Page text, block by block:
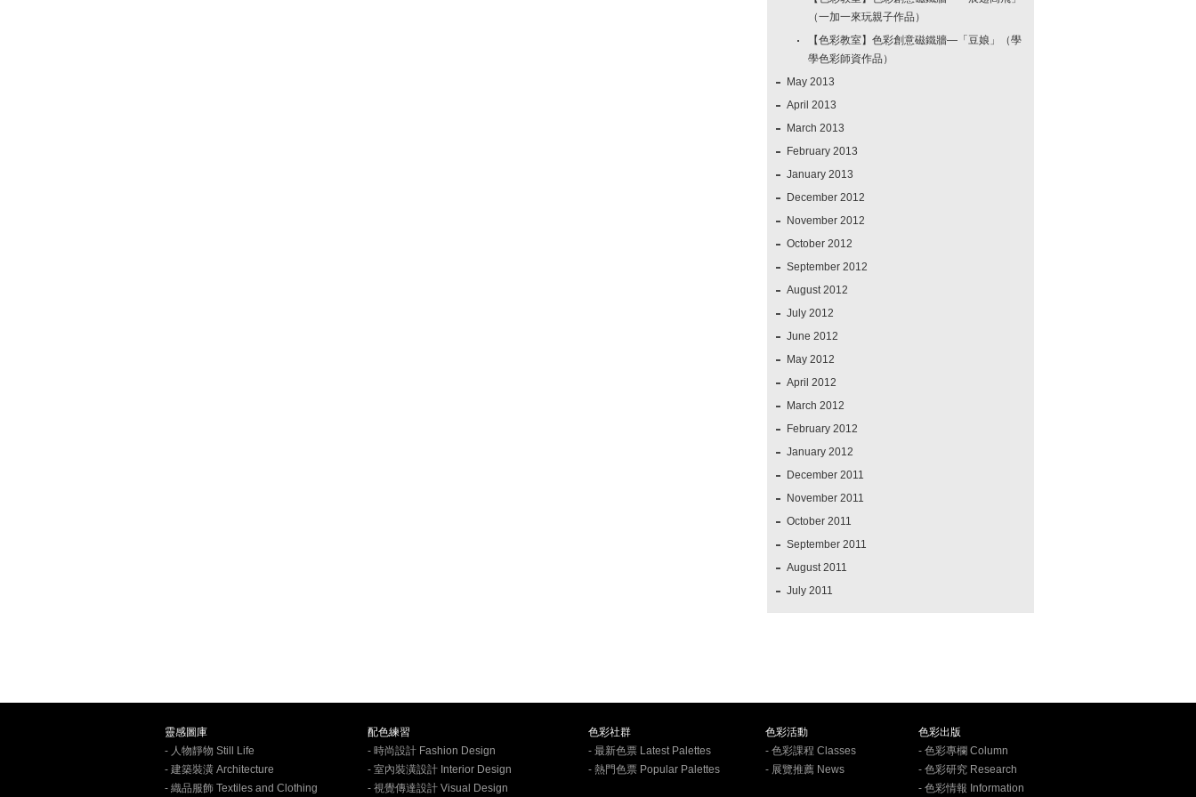
（一加一來玩親子作品）
【色彩教室】色彩創意磁鐵牆—「豆娘」（學
學色彩師資作品）
May 2013
April 2013
March 2013
February 2013
January 2013
December 2012
November 2012
October 2012
September 2012
August 2012
July 2012
June 2012
May 2012
April 2012
March 2012
February 2012
January 2012
December 2011
November 2011
October 2011
September 2011
August 2011
July 2011
靈感圖庫
- 人物靜物 Still Life
- 建築裝潢 Architecture
- 織品服飾 Textiles and Clothing
配色練習
- 時尚設計 Fashion Design
- 室內裝潢設計 Interior Design
- 視覺傳達設計 Visual Design
色彩社群
- 最新色票 Latest Palettes
- 熱門色票 Popular Palettes
色彩活動
- 色彩課程 Classes
- 展覽推薦 News
色彩出版
- 色彩專欄 Column
- 色彩研究 Research
- 色彩情報 Information